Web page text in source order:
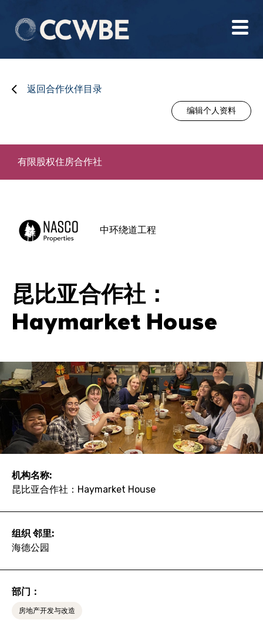
返回合作伙伴目录
编辑个人资料
有限股权住房合作社
中环绕道工程
昆比亚合作社：
Haymarket House
机构名称:
昆比亚合作社：Haymarket House
组织 邻里:
海德公园
部门：
房地产开发与改造